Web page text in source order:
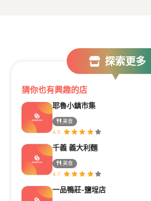
探索更多
猜你也有興趣的店
耶魯小鎮市集
美食
4.5
千義 義大利麵
美食
4.7
一品鴨莊-鹽埕店